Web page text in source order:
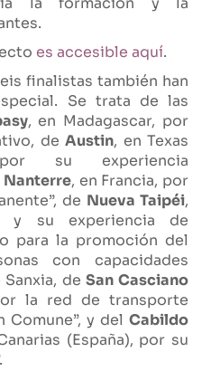
es accesible aquí.
finalistas también han
Se trata de las
, en Madagascar, por
de Austin, en Texas
su experiencia
Nanterre, en Francia, por
de Nueva Taipéi,
y su experiencia de
para la promoción del
con capacidades
deSan Casciano
la red de transporte
Comune”, y del Cabildo
(España), por su